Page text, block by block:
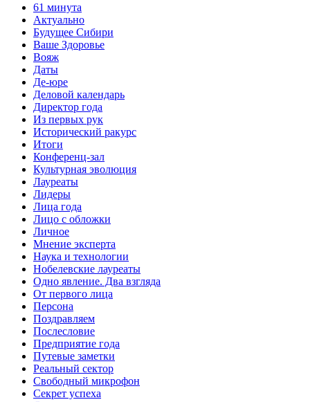
61 минута
Актуально
Будущее Сибири
Ваше Здоровье
Вояж
Даты
Де-юре
Деловой календарь
Директор года
Из первых рук
Исторический ракурс
Итоги
Конференц-зал
Культурная эволюция
Лауреаты
Лидеры
Лица года
Лицо с обложки
Личное
Мнение эксперта
Наука и технологии
Нобелевские лауреаты
Одно явление. Два взгляда
От первого лица
Персона
Поздравляем
Послесловие
Предприятие года
Путевые заметки
Реальный сектор
Свободный микрофон
Секрет успеха